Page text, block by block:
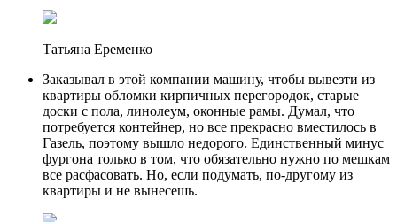
Татьяна Еременко
Заказывал в этой компании машину, чтобы вывезти из
квартиры обломки кирпичных перегородок, старые
доски с пола, линолеум, оконные рамы. Думал, что
потребуется контейнер, но все прекрасно вместилось в
Газель, поэтому вышло недорого. Единственный минус
фургона только в том, что обязательно нужно по мешкам
все расфасовать. Но, если подумать, по-другому из
квартиры и не вынесешь.